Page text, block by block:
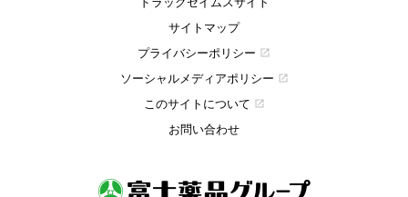
サイトマップ
プライバシーポリシー
open_in_new
ソーシャルメディアポリシー open_in_new
このサイトについて open_in_new
お問い合わせ